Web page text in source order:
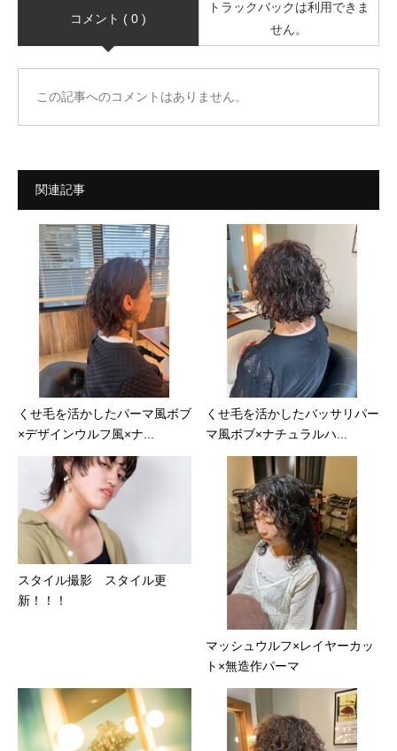
コメント ( 0 )
トラックバックは利用できま
せん。
この記事へのコメントはありません。
関連記事
くせ毛を活かしたパーマ風ボブ
×デザインウルフ風×ナ...
くせ毛を活かしたバッサリパー
マ風ボブ×ナチュラルハ...
スタイル撮影 スタイル更
新！！！
マッシュウルフ×レイヤーカッ
ト×無造作パーマ